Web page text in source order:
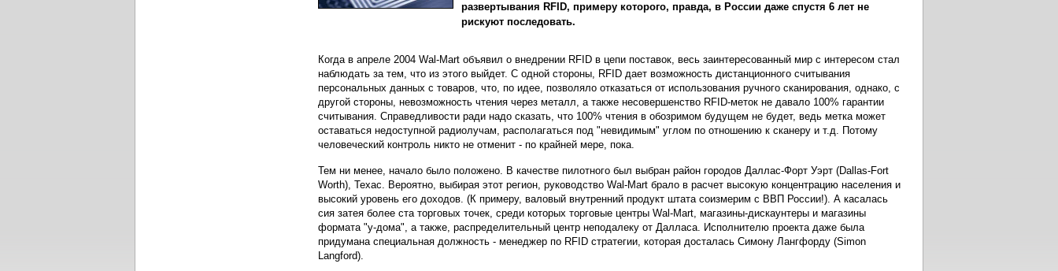
развертывания RFID, примеру которого, правда, в России даже спустя 6 лет не
рискуют последовать.
Когда в апреле 2004 Wal-Mart объявил о внедрении RFID в цепи поставок, весь заинтересованный мир с интересом стал
наблюдать за тем, что из этого выйдет. С одной стороны, RFID дает возможность дистанционного считывания
персональных данных с товаров, что, по идее, позволяло отказаться от использования ручного сканирования, однако, с
другой стороны, невозможность чтения через металл, а также несовершенство RFID-меток не давало 100% гарантии
считывания. Справедливости ради надо сказать, что 100% чтения в обозримом будущем не будет, ведь метка может
оставаться недоступной радиолучам, располагаться под "невидимым" углом по отношению к сканеру и т.д. Потому
человеческий контроль никто не отменит - по крайней мере, пока.
Тем ни менее, начало было положено. В качестве пилотного был выбран район городов Даллас-Форт Уэрт (Dallas-Fort
Worth), Техас. Вероятно, выбирая этот регион, руководство Wal-Mart брало в расчет высокую концентрацию населения и
высокий уровень его доходов. (К примеру, валовый внутренний продукт штата соизмерим с ВВП России!). А касалась
сия затея более ста торговых точек, среди которых торговые центры Wal-Mart, магазины-дискаунтеры и магазины
формата "у-дома", а также, распределительный центр неподалеку от Далласа. Исполнителю проекта даже была
придумана специальная должность - менеджер по RFID стратегии, которая досталась Симону Лангфорду (Simon
Langford).